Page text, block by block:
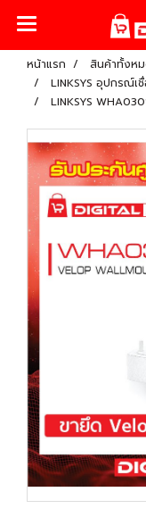
หน้าแรก สินค้าทั้งห
LINKSYS อุปกรณ์
LINKSYS